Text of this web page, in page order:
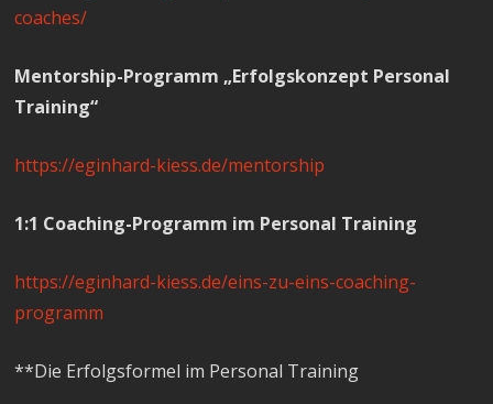
coaches/
Mentorship-Programm „Erfolgskonzept Personal
Training“
https://eginhard-kiess.de/mentorship
1:1 Coaching-Programm im Personal Training
https://eginhard-kiess.de/eins-zu-eins-coaching-
programm
**Die Erfolgsformel im Personal Training